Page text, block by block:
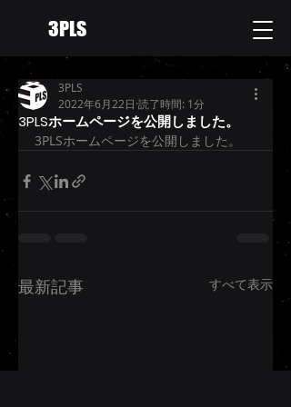
3PLS
3PLSホームページを公開しました。
3PLS
2022年6月22日 読了時間: 1分
3PLSホームページを公開しました。
最新記事 すべて表示